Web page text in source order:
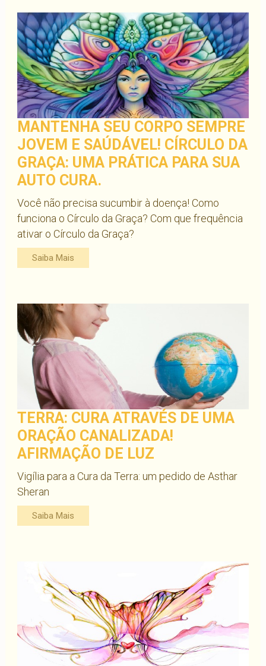
MANTENHA SEU CORPO SEMPRE
JOVEM E SAÚDÁVEL! CÍRCULO DA
GRAÇA: UMA PRÁTICA PARA SUA
AUTO CURA.
Você não precisa sucumbir à doença! Como
funciona o Círculo da Graça? Com que frequência
ativar o Círculo da Graça?
Saiba Mais
TERRA: CURA ATRAVÉS DE UMA
ORAÇÃO CANALIZADA!
AFIRMAÇÃO DE LUZ
Vigília para a Cura da Terra: um pedido de Asthar
Sheran
Saiba Mais